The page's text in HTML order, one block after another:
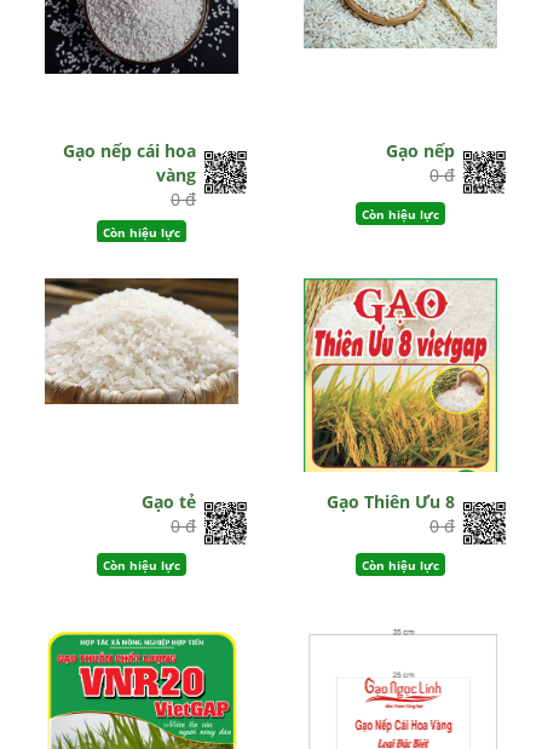
Gạo nếp cái hoa
vàng
0 đ
Còn hiệu lực
Gạo nếp
0 đ
Còn hiệu lực
Gạo tẻ
0 đ
Còn hiệu lực
Gạo Thiên Ưu 8
0 đ
Còn hiệu lực